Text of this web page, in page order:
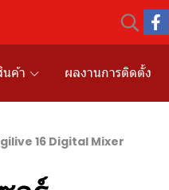
นค้า ผลงานการติดตั้ง
16 Digital Mixer